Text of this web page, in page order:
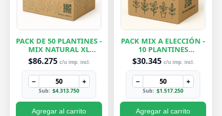
PACK DE 50 PLANTINES -
MIX NATURAL XL
EXCLUSIVOS
$86.275 c/u imp. incl.
− +
Sub: $4.313.750
Agregar al carrito
PACK MIX A ELECCIÓN -
10 PLANTINES
EXCLUSIVOS
$30.345 c/u imp. incl.
− +
Sub: $1.517.250
Agregar al carrito